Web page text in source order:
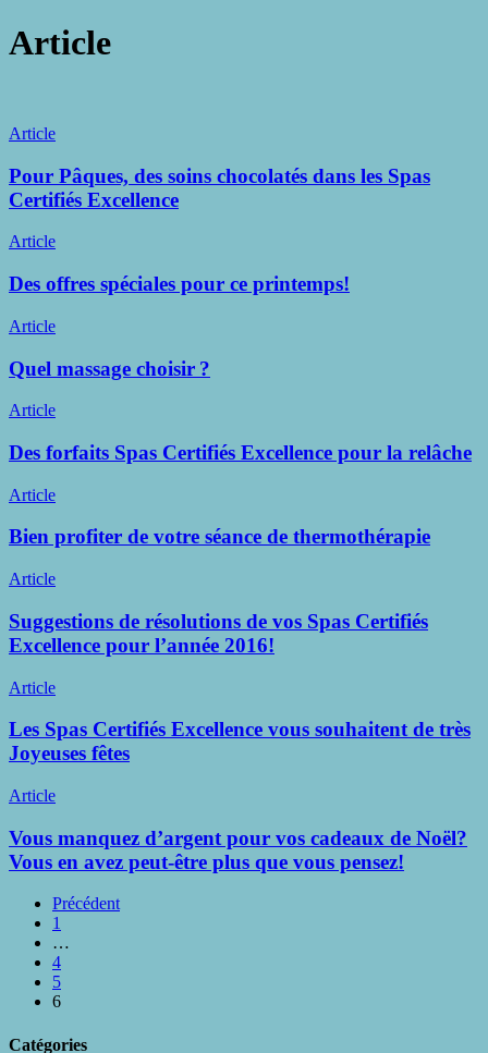
Article
Pour
des
soins
chocolatés
les
Certifiés
Article
Pour Pâques, des soins chocolatés dans les Spas
Certifiés Excellence
Des
spéciales
pour
ce
printemps!
Article
Des offres spéciales pour ce printemps!
Quel
choisir ?
Article
Quel massage choisir ?
Des
Spas
Certifiés
Excellence
pour
la
relâche
Article
Des forfaits Spas Certifiés Excellence pour la relâche
Bien
de
séance
de
thermothérapie
Article
Bien profiter de votre séance de thermothérapie
Suggestions
résolutions
de
vos
Certifiés
pour
l’année
Article
Suggestions de résolutions de vos Spas Certifiés
Excellence pour l’année 2016!
Les
Certifiés
Excellence
vous
de
Joyeuses
fêtes
Article
Les Spas Certifiés Excellence vous souhaitent de très
Joyeuses fêtes
Vous
d’argent
pour
vos
Noël?
Vous
avez
peut-
plus
Article
Vous manquez d’argent pour vos cadeaux de Noël?
Vous en avez peut-être plus que vous pensez!
Précédent
1
…
4
5
6
Catégories